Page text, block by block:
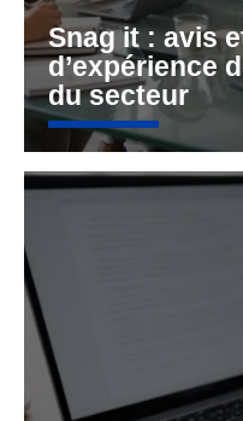
Snag it : avis
d’expérience
du secteur